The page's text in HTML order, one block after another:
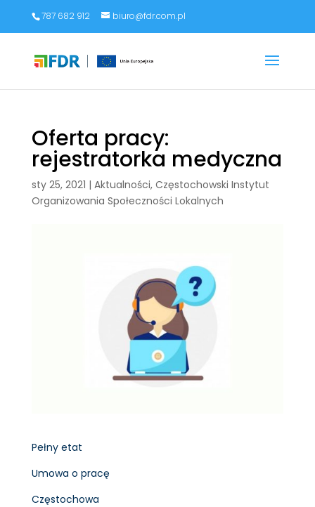
787 682 912 biuro@fdr.com.pl
Oferta pracy:
rejestratorka medyczna
sty 25, 2021 | Aktualności, Częstochowski Instytut
Organizowania Społeczności Lokalnych
Pełny etat
Umowa o pracę
Częstochowa